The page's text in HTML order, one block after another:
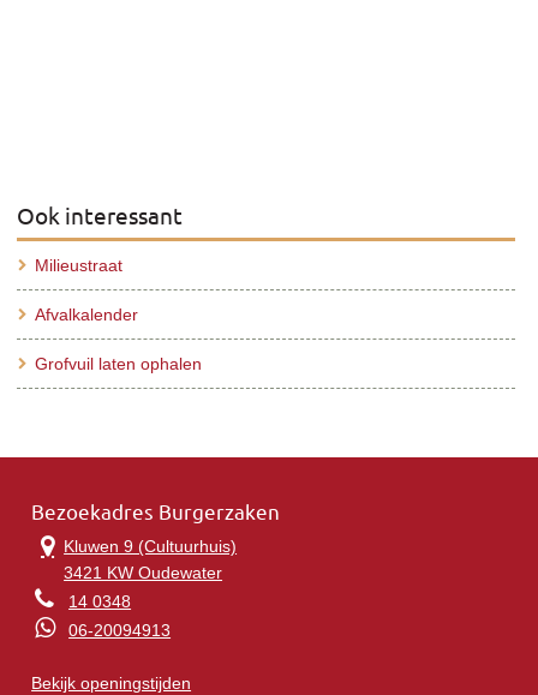
Ook interessant
Milieustraat
Afvalkalender
Grofvuil laten ophalen
Bezoekadres Burgerzaken
Kluwen 9 (Cultuurhuis)
3421 KW Oudewater
14 0348
06-20094913
Bekijk openingstijden